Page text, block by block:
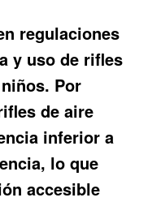
regulaciones
y uso de rifles
Por
de aire
inferior a
lo que
accesible